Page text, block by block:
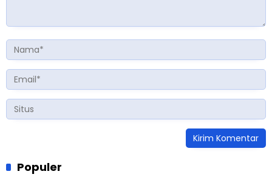
Populer